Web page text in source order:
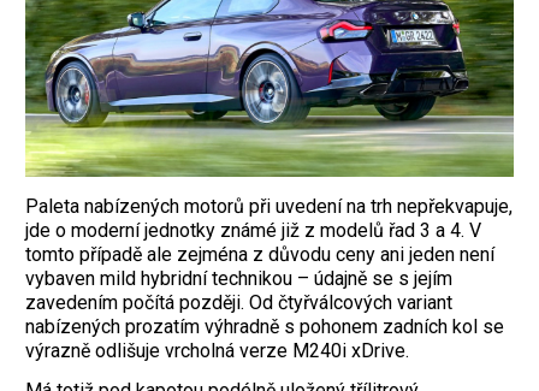
Paleta nabízených motorů při uvedení na trh nepřekvapuje,
jde o moderní jednotky známé již z modelů řad 3 a 4. V
tomto případě ale zejména z důvodu ceny ani jeden není
vybaven mild hybridní technikou – údajně se s jejím
zavedením počítá později. Od čtyřválcových variant
nabízených prozatím výhradně s pohonem zadních kol se
výrazně odlišuje vrcholná verze M240i xDrive.